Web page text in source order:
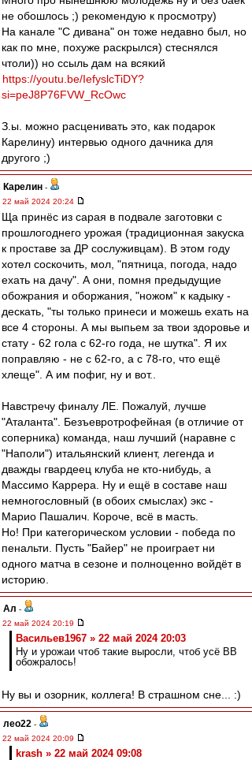
не обошлось ;) рекомендую к просмотру)
На канале "С дивана" он тоже недавно был, но
как по мне, похуже раскрылся) стеснялся
чтоли)) но ссыль дам на всякий
https://youtu.be/IefyslcTiDY?
si=peJ8P76FVW_RcOwc
З.ы. можно расценивать это, как подарок
Карелину) интервью одного дачника для
другого ;)
Карелин -
22 май 2024 20:24
Ща принёс из сарая в подвале заготовки с
прошлогоднего урожая (традиционная закуска
к проставе за ДР сослуживцам). В этом году
хотел соскочить, мол, "пятница, погода, надо
ехать на дачу". А они, помня предыдущие
обожрания и оборжания, "ножом" к кадыку -
дескать, "ты только принеси и можешь ехать на
все 4 стороны. А мы выпьем за твои здоровье и
стату - 62 гола с 62-го года, не шутка". Я их
поправляю - не с 62-го, а с 78-го, что ещё
хлеще". А им пофиг, ну и вот..
Навстречу финалу ЛЕ. Пожалуй, лучше
"Аталанта". Безъевротрофейная (в отличие от
соперника) команда, наш лучший (наравне с
"Наполи") итальянский клиент, легенда и
дважды гвардеец клуба не кто-нибудь, а
Массимо Каррера. Ну и ещё в составе наш
немногословный (в обоих смыслах) экс -
Марио Пашалич. Короче, всё в масть.
Но! При категорическом условии - победа по
пенальти. Пусть "Байер" не проиграет ни
одного матча в сезоне и полноценно войдёт в
историю.
Ал -
22 май 2024 20:19
Васильев1967 » 22 май 2024 20:03
Ну и урожаи чтоб такие выросли, чтоб усё ВВ
обожралось!
Ну вы и озорник, коллега! В страшном сне... :)
лео22 -
22 май 2024 20:09
krash » 22 май 2024 09:08